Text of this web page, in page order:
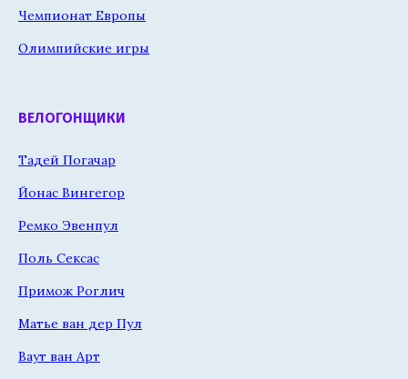
Чемпионат Европы
Олимпийские игры
ВЕЛОГОНЩИКИ
Тадей Погачар
Йонас Вингегор
Ремко Эвенпул
Поль Сексас
Примож Роглич
Матье ван дер Пул
Ваут ван Арт